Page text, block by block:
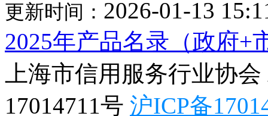
更新时间： 2026-01-13
2025年产品名录（政府+
上海市信用服务行业协
17014711号 沪ICP备